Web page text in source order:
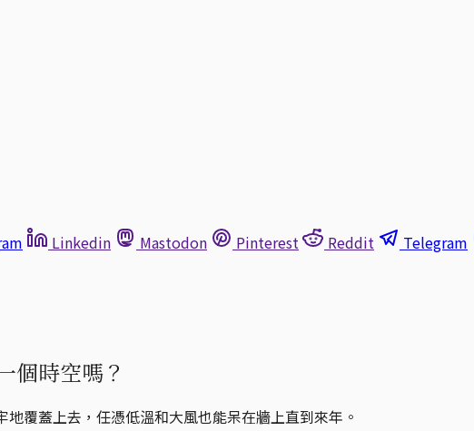
Linkedin Mastodon Pinterest Reddit Telegram
個時空嗎？
覆蓋上去，任憑低溫和大風也能呆在牆上直到來年。